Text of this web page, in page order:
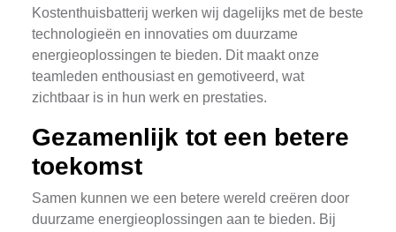
Kostenthuisbatterij werken wij dagelijks met de beste
technologieën en innovaties om duurzame
energieoplossingen te bieden. Dit maakt onze
teamleden enthousiast en gemotiveerd, wat
zichtbaar is in hun werk en prestaties.
Gezamenlijk tot een betere
toekomst
Samen kunnen we een betere wereld creëren door
duurzame energieoplossingen aan te bieden. Bij